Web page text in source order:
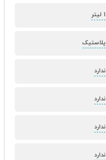
1 لیتر
پلاستیک
ندارد
ندارد
ندارد
ندارد